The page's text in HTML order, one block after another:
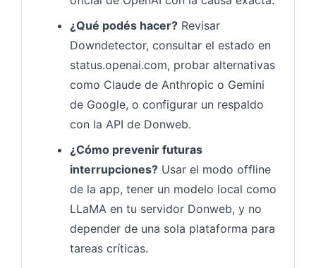
¿Qué podés hacer? Revisar
Downdetector, consultar el estado en
status.openai.com, probar alternativas
como Claude de Anthropic o Gemini
de Google, o configurar un respaldo
con la API de Donweb.
¿Cómo prevenir futuras
interrupciones? Usar el modo offline
de la app, tener un modelo local como
LLaMA en tu servidor Donweb, y no
depender de una sola plataforma para
tareas críticas.